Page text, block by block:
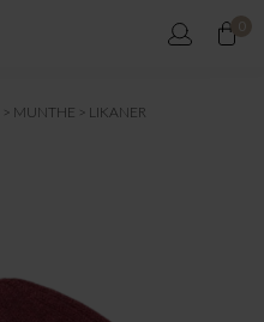
0
MUNTHE LIKANER